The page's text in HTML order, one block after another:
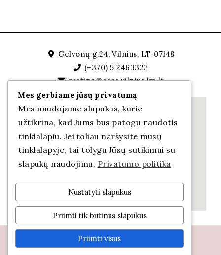
Gelvonų g.24, Vilnius, LT-07148
(+370) 5 2463323
rastine@ozas.vilnius.lm.lt
Vilniaus lopšelis-darželis „Ozas” © 2021.
Mes gerbiame jūsų privatumą
Mes naudojame slapukus, kurie
užtikrina, kad Jums bus patogu naudotis
tinklalapiu. Jei toliau naršysite mūsų
tinklalapyje, tai tolygu Jūsų sutikimui su
slapukų naudojimu. Privatumo politika
Nustatyti slapukus
Priimti tik būtinus slapukus
Priimti visus